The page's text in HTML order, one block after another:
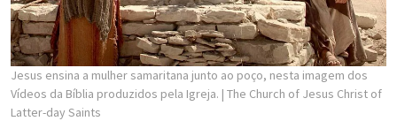
Jesus ensina a mulher samaritana junto ao poço, nesta imagem dos
Vídeos da Bíblia produzidos pela Igreja. | The Church of Jesus Christ of
Latter-day Saints